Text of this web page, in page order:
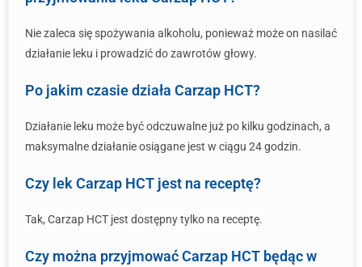
Nie zaleca się spożywania alkoholu, ponieważ może on nasilać
działanie leku i prowadzić do zawrotów głowy.
Po jakim czasie działa Carzap HCT?
Działanie leku może być odczuwalne już po kilku godzinach, a
maksymalne działanie osiągane jest w ciągu 24 godzin.
Czy lek Carzap HCT jest na receptę?
Tak, Carzap HCT jest dostępny tylko na receptę.
Czy można przyjmować Carzap HCT będąc w